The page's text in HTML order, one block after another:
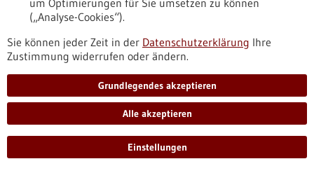
Biotech Act: Europas Antwort auf den
globalen Wettbewerbsdruck?
Mit dem Biotech Act will die EU den Rückstand gegenüber
anderen Staaten aufholen und zum globalen
Innovationszentrum für Biotechnologie aufsteigen. Das
Regelwerk verspricht schnellere Zulassungsverfahren, mehr
Kapital und neue Anreize für die Gesundheitsindustrie.
https://regulatorik-gesundheitswirtschaft.bio-
pro.de/infothek/fachbeitraege/biotech-act-europas-antwort-
um Optimierungen für Sie umsetzen zu können
(„Analyse-Cookies“).
Sie können jeder Zeit in der Datenschutzerklärung Ihre
Zustimmung widerrufen oder ändern.
Grundlegendes akzeptieren
Alle akzeptieren
Einstellungen